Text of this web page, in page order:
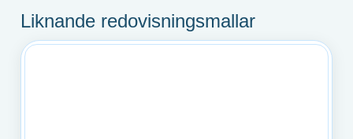
Liknande redovisningsmallar